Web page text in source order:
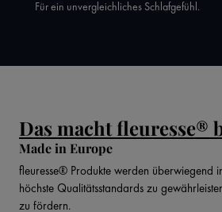
Für ein unvergleichliches Schlafgefühl.
Das macht fleuresse®
Made in Europe
fleuresse® Produkte werden überwiegend
höchste Qualitätsstandards zu
zu fördern.